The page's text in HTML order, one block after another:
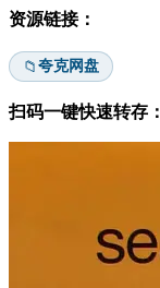
资源链接：
📁夸克网盘
扫码一键快速转存：